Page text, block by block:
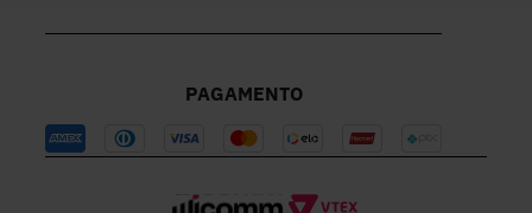
PAGAMENTO